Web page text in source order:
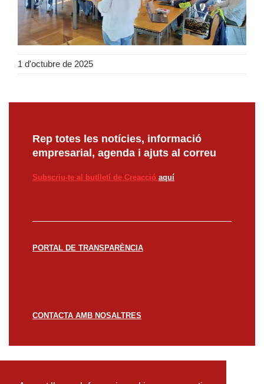
1 d'octubre de 2025
Rep totes les notícies, informació
empresarial, agenda i ajuts al correu
Subscriu-te al butlletí de Creacció aquí
PORTAL DE TRANSPARÈNCIA
CONTACTA AMB NOSALTRES